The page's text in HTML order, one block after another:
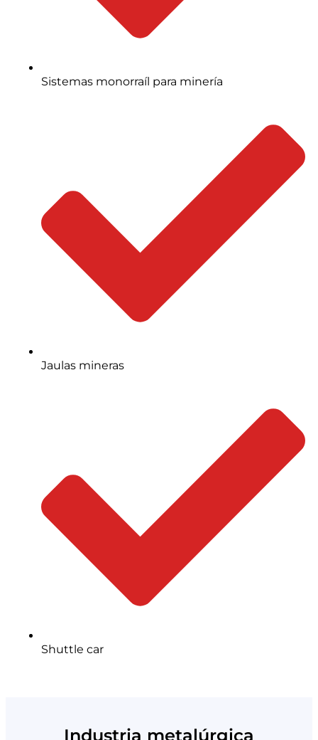
Sistemas monorraíl para minería
Jaulas mineras
Shuttle car
Industria metalúrgica